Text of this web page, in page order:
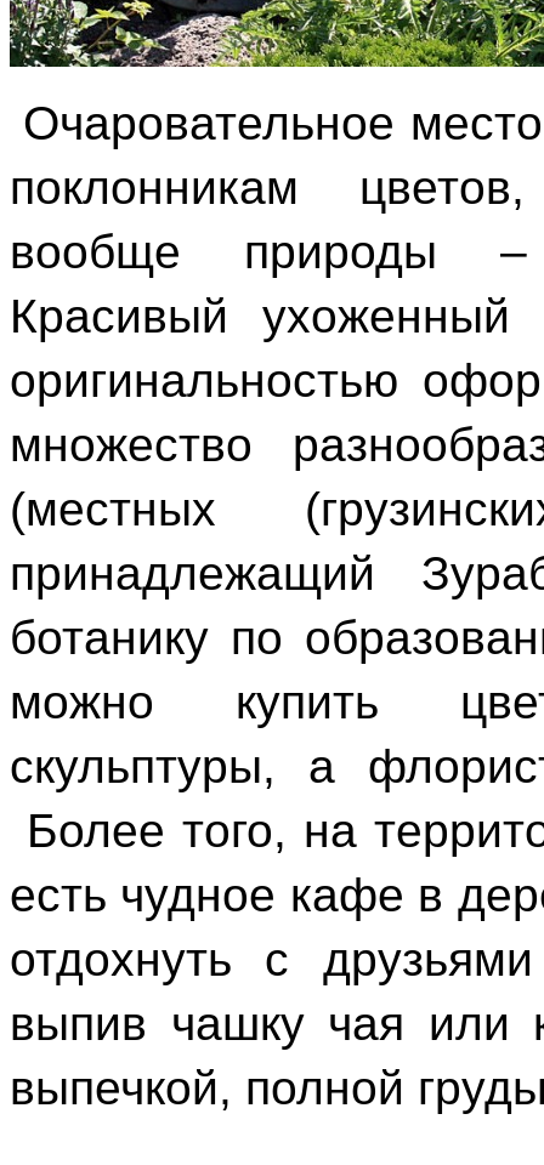
Очаровательное
поклонникам
вообще природы
Красивый
оригинальностью
множество
(местных
принадлежащий
ботанику по
можно купить
скульптуры, а
Более того, на
есть чудное кафе в
отдохнуть с
выпив чашку чая или
выпечкой, полной